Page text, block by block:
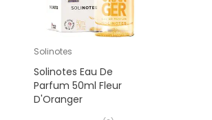
Solinotes
Solinotes Eau De
Parfum 50ml Fleur
D'Oranger